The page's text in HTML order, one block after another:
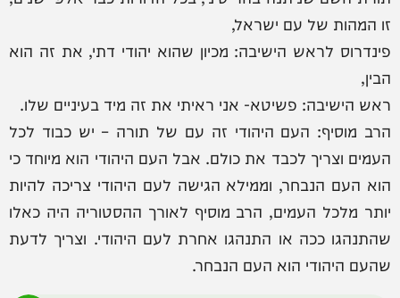
זו המהות של עם ישראל,
פינדרוס לראש הישיבה: מכיון שהוא יהודי דתי, את זה הוא
הבין,
ראש הישיבה: פשיטא- אני ראיתי את זה מיד בעיניים שלו.
הרב מוסיף: העם היהודי זה עם של תורה – יש כבוד לכל
העמים וצריך לכבד את כולם. אבל העם היהודי הוא מיוחד כי
הוא העם הנבחר, וממילא הגישה לעם היהודי צריכה להיות
יותר מלכל העמים, הרב מוסיף לאורך ההסטוריה היה כאלו
שהתנהגו ככה או התנהגו אחרת לעם היהודי. וצריך לדעת
שהעם היהודי הוא העם הנבחר.